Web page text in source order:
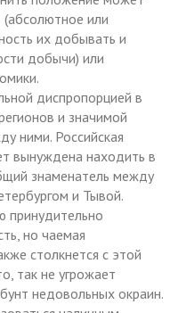
(абсолютное или
их добывать и
добычи) или
диспропорцией в
и значимой
ними. Российская
вынуждена находить в
знаменатель между
и Тывой.
принудительно
но чаемая
столкнется с этой
так не угрожает
недовольных окраин.